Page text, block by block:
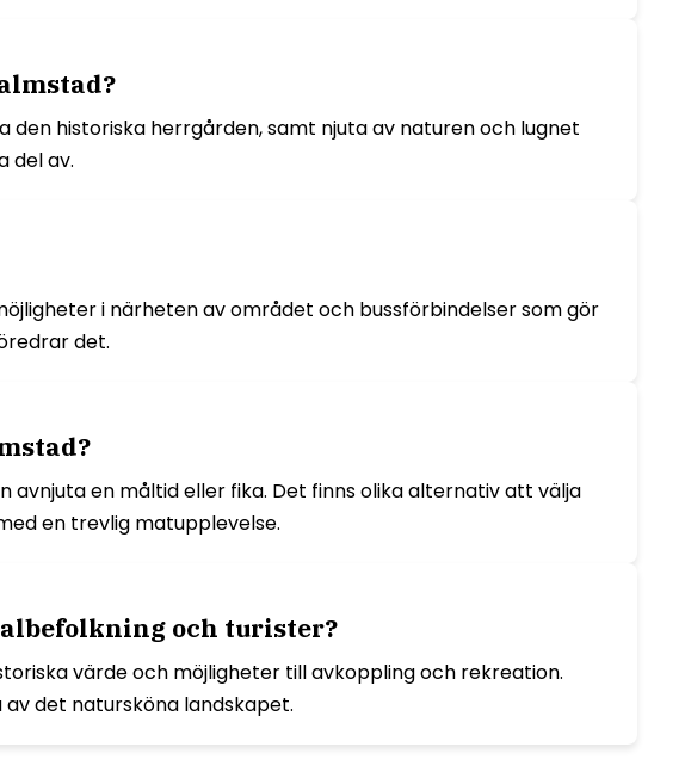
historiska herrgården, samt njuta av naturen och lugnet
del av.
i närheten av området och bussförbindelser som gör
det.
en måltid eller fika. Det finns olika alternativ att välja
en trevlig matupplevelse.
och turister?
värde och möjligheter till avkoppling och rekreation.
det natursköna landskapet.